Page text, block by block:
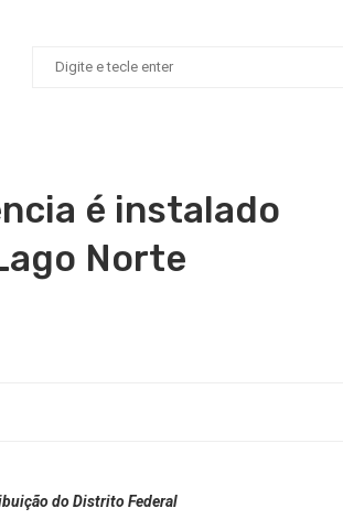
é instalado
Norte
do Distrito Federal